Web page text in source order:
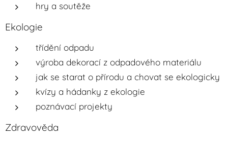
hry a soutěže
Ekologie
třídění odpadu
výroba dekorací z odpadového materiálu
jak se starat o přírodu a chovat se ekologicky
kvízy a hádanky z ekologie
poznávací projekty
Zdravověda